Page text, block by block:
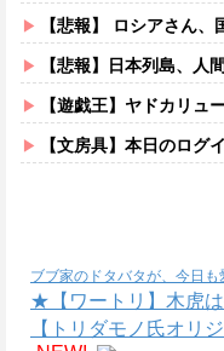
【悲報】 ロシアさん
【悲報】日本列島、人
【遊戯王】ヤドカリュ
【文房具】本日のログ
ブブ家のドタバタが、今日も
★【ワートリ】木虎
【トリダモノ氏オリ